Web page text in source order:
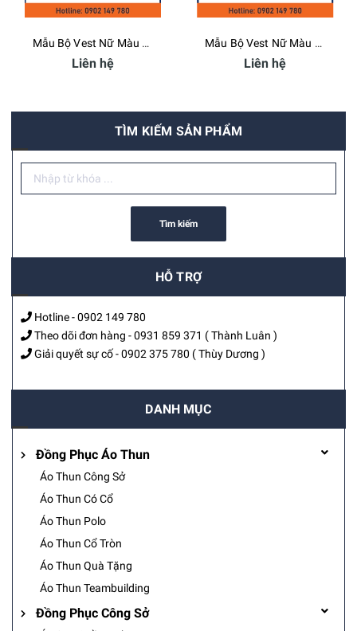
Mẫu Bộ Vest Nữ Màu Hồng - Bamboo Uniform
Liên hệ
Mẫu Bộ Vest Nữ Màu Đen - Bamboo Uniform
Liên hệ
TÌM KIẾM SẢN PHẨM
Tìm kiếm
HỖ TRỢ
Hotline -0902 149 780
Theo dõi đơn hàng -0931 859 371 ( Thành Luân )
Giải quyết sự cố -0902 375 780 ( Thùy Dương )
DANH MỤC
Đồng Phục Áo Thun
Áo Thun Công Sở
Áo Thun Có Cổ
Áo Thun Polo
Áo Thun Cổ Tròn
Áo Thun Quà Tặng
Áo Thun Teambuilding
Đồng Phục Công Sở